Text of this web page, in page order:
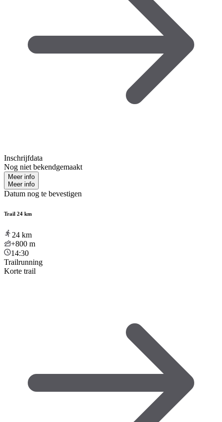
Inschrijfdata
Nog niet bekendgemaakt
Meer info
Meer info
Datum nog te bevestigen
Trail 24 km
24 km
+800 m
14:30
Trailrunning
Korte trail